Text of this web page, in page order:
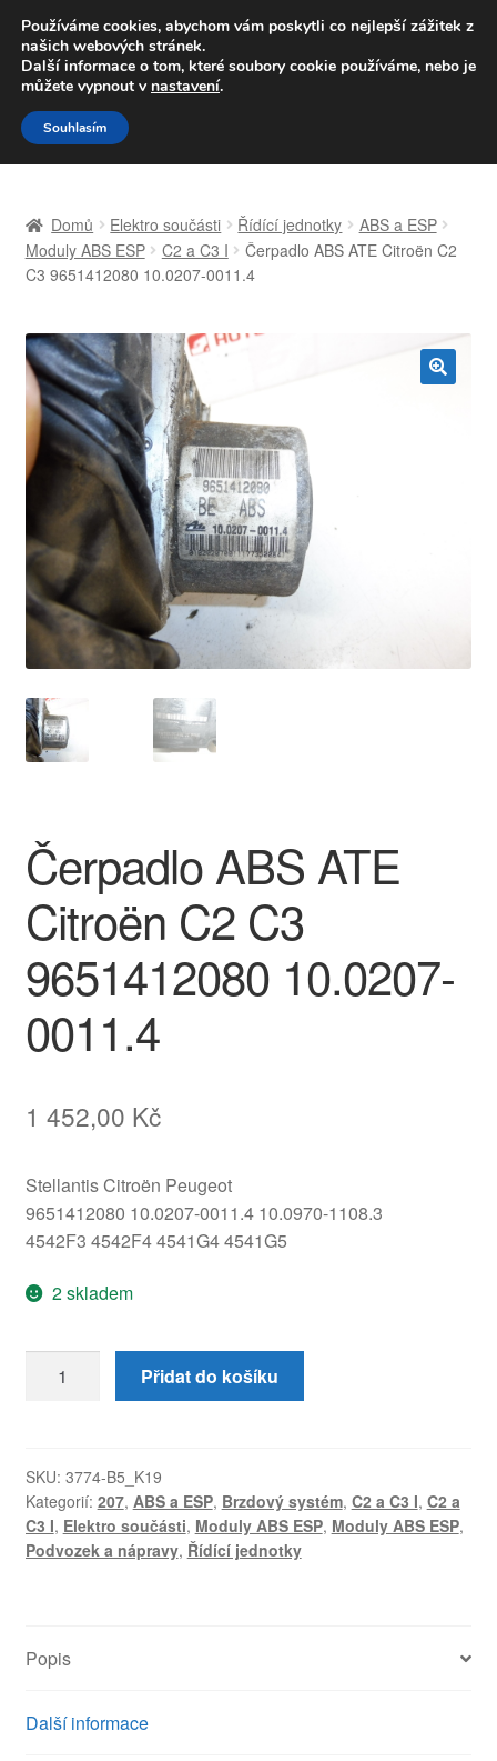
DOPRAVA od 139,-Kč
Volejte po-pá 9-16 704 494 494
Přeskočit
na
navigaci
Přejít
k
obsahu
Celosvětová doprava
Kontakt
Košík
Můj účet
O nás
Obchodní podmínky
Ochrana osobních údajů
Platby
Reklamační řád
Vrakoviště Citroën
Domů Elektro součásti Řídící jednotky
ABS a ESP
Moduly ABS ESP
C2 a C3 I
Čerpadlo ABS ATE Citroën C2
C3 9651412080 10.0207-0011.4
Čerpadlo ABS ATE
Citroën C2 C3
9651412080 10.0207-
0011.4
1 452,00 Kč
Stellantis Citroën Peugeot
9651412080 10.0207-0011.4 10.0970-1108.3
4542F3 4542F4 4541G4 4541G5
2 skladem
C2
C3
9651412080
10.0207-
Přidat do košíku
SKU: 3774-B5_K19
Kategorií: 207, ABS a ESP, Brzdový systém, C2 a C3 I, C2 a
C3 I, Elektro součásti, Moduly ABS ESP, Moduly ABS ESP,
Podvozek a nápravy, Řídící jednotky
Popis
Další informace
Používáme cookies, abychom vám poskytli co nejlepší zážitek z
našich webových stránek.
Další informace o tom, které soubory cookie používáme, nebo je
můžete vypnout v nastavení.
Souhlasím